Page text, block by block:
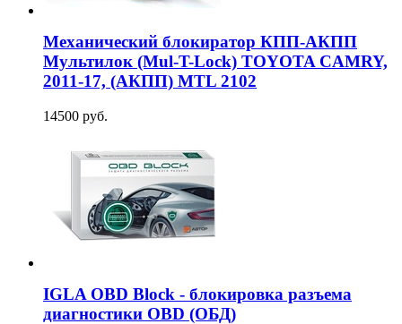
Механический блокиратор КПП-АКПП
Мультилок (Mul-T-Lock) TOYOTA CAMRY,
2011-17, (АКПП) MTL 2102
14500 руб.
IGLA OBD Block - блокировка разъема
диагностики OBD (ОБД)